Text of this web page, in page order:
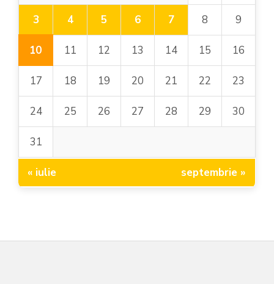
3 4 5 6 7 8 9
10 11 12 13 14 15 16
17 18 19 20 21 22 23
24 25 26 27 28 29 30
31
« iulie septembrie »